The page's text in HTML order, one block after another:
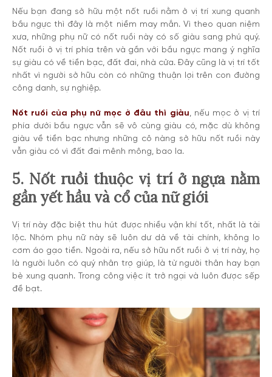
Nếu bạn đang sở hữu một nốt ruồi nằm ở vị trí xung quanh
bầu ngực thì đây là một niềm may mắn. Vì theo quan niệm
xưa, những phụ nữ có nốt ruồi này có số giàu sang phú quý.
Nốt ruồi ở vị trí phía trên và gần với bầu ngực mang ý nghĩa
sự giàu có về tiền bạc, đất đai, nhà cửa. Đây cũng là vị trí tốt
nhất vì người sở hữu còn có những thuận lợi trên con đường
công danh, sự nghiệp.
Nốt ruồi của phụ nữ mọc ở đâu thì giàu, nếu mọc ở vị trí
phía dưới bầu ngực vẫn sẽ vô cùng giàu có, mặc dù không
giàu về tiền bạc nhưng những cô nàng sở hữu nốt ruồi này
vẫn giàu có vì đất đai mênh mông, bao la.
5. Nốt ruồi thuộc vị trí ở ngựa nằm
gần yết hầu và cổ của nữ giới
Vị trí này đặc biệt thu hút được nhiều vận khí tốt, nhất là tài
lộc. Nhóm phụ nữ này sẽ luôn dư dả về tài chính, không lo
cơm áo gạo tiền. Ngoài ra, nếu sở hữu nốt ruồi ở vị trí này, họ
là người luôn có quý nhân trợ giúp, là từ người thân hay bạn
bè xung quanh. Trong công việc ít trở ngại và luôn được sếp
đề bạt.